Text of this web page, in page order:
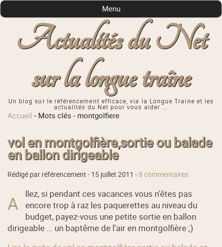
Actualités du Net
sur la longue traîne
Un blog sur le référencement efficace, via la Longue Traine et les
actualités du Net pour vous aider ...
Menu
Accueil - Mots clés - montgolfiere
vol en montgolfière,sortie ou balade
en ballon dirigeable
Rédigé par référencement - 15 juillet 2011 - 8 commentaires
A
llez, si pendant ces vacances vous n'êtes pas
encore trop à raz les paquerettes au niveau du
budget, payez-vous une petite sortie en ballon
dirigeable ... un baptême de l'air en montgolfière ;)